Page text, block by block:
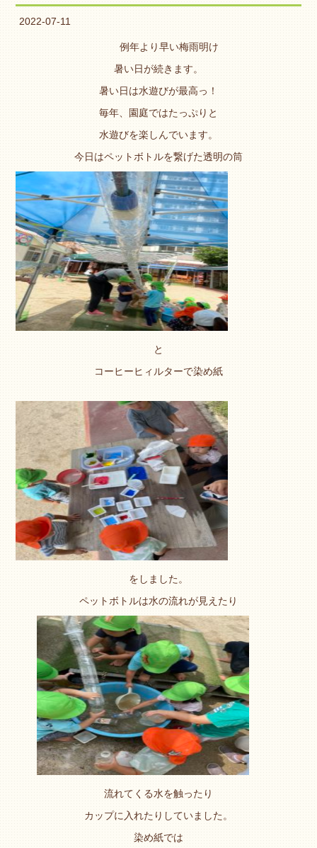
2022-07-11
例年より早い梅雨明け
暑い日が続きます。
暑い日は水遊びが最高っ！
毎年、園庭ではたっぷりと
水遊びを楽しんでいます。
今日はペットボトルを繋げた透明の筒
と
コーヒーヒィルターで染め紙
をしました。
ペットボトルは水の流れが見えたり
流れてくる水を触ったり
カップに入れたりしていました。
染め紙では